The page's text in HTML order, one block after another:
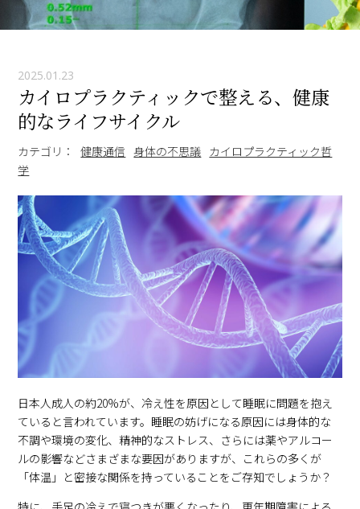
2025.01.23
カイロプラクティックで整える、健康
的なライフサイクル
カテゴリ： 健康通信 身体の不思議 カイロプラクティック哲
学
日本人成人の約20%が、冷え性を原因として睡眠に問題を抱え
ていると言われています。睡眠の妨げになる原因には身体的な
不調や環境の変化、精神的なストレス、さらには薬やアルコー
ルの影響などさまざまな要因がありますが、これらの多くが
「体温」と密接な関係を持っていることをご存知でしょうか？